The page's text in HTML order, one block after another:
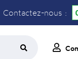
Contactez-nous :